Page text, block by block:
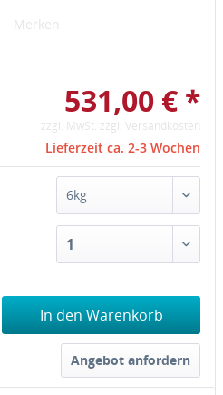
Merken
531,00 € *
zzgl. MwSt. zzgl. Versandkosten
Lieferzeit ca. 2-3 Wochen
In den Warenkorb
Angebot anfordern